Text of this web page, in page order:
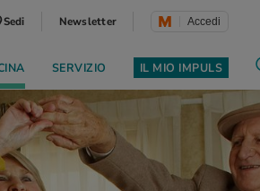
Sedi Newsletter Accedi
SERVIZIO IL MIO IMPULS